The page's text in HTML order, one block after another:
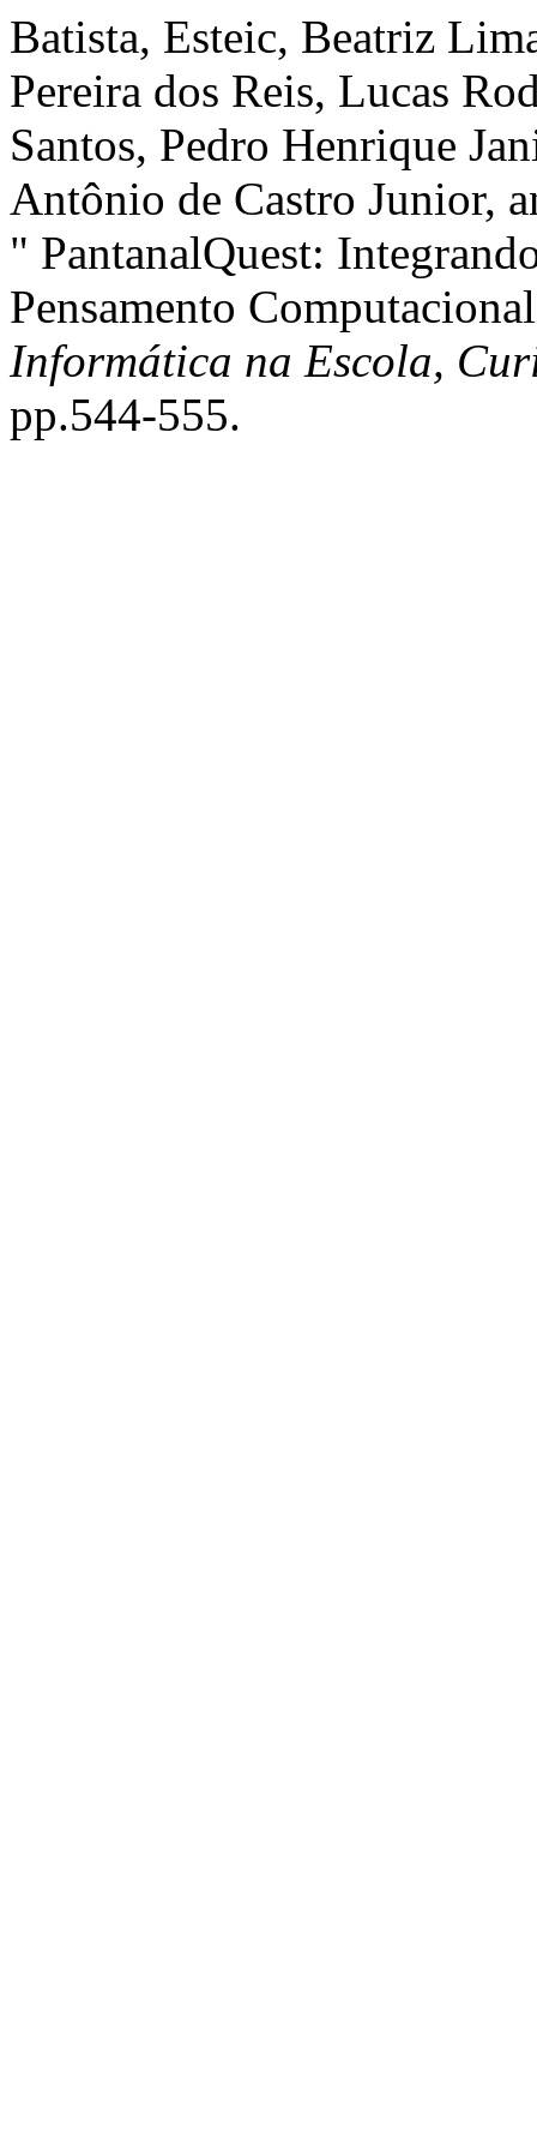
Batista, Esteic, Beatriz
Pereira dos Reis, Lucas
Santos, Pedro Henrique
Antônio de Castro Junior,
" PantanalQuest:
Pensamento
Informática na Escola,
pp.544-555.